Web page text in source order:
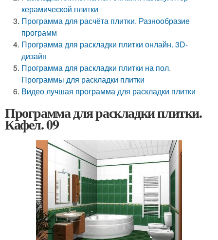
керамической плитки
Программа для расчёта плитки. Разнообразие
программ
Программа для раскладки плитки онлайн. 3D-
дизайн
Программа для раскладки плитки на пол.
Программы для раскладки плитки
Видео лучшая программа для раскладки плитки
Программа для раскладки плитки.
Кафел. 09